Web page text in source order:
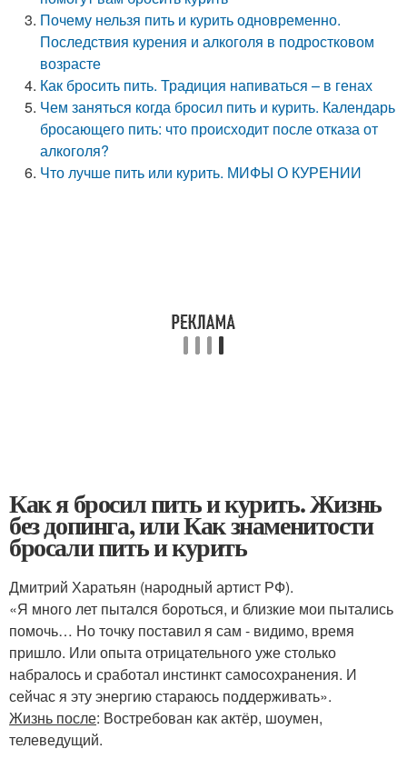
Почему нельзя пить и курить одновременно.
Последствия курения и алкоголя в подростковом
возрасте
Как бросить пить. Традиция напиваться – в генах
Чем заняться когда бросил пить и курить. Календарь
бросающего пить: что происходит после отказа от
алкоголя?
Что лучше пить или курить. МИФЫ О КУРЕНИИ
Как я бросил пить и курить. Жизнь
без допинга, или Как знаменитости
бросали пить и курить
Дмитрий Харатьян (народный артист РФ).
«Я много лет пытался бороться, и близкие мои пытались
помочь… Но точку поставил я сам - видимо, время
пришло. Или опыта отрицательного уже столько
набралось и сработал инстинкт самосохранения. И
сейчас я эту энергию стараюсь поддерживать».
Жизнь после: Востребован как актёр, шоумен,
телеведущий.